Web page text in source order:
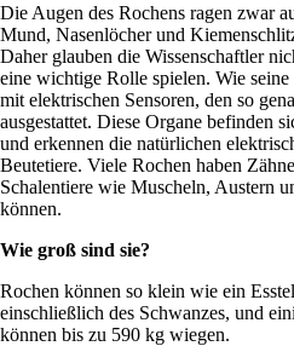
Die Augen des Rochens ragen zwar
Mund, Nasenlöcher und
Daher glauben die Wissenschaftler
eine wichtige Rolle spielen. Wie
mit elektrischen Sensoren, den so
ausgestattet. Diese Organe befinden
und erkennen die natürlichen
Beutetiere. Viele Rochen haben
Schalentiere wie Muscheln, Austern
können.
Wie groß sind sie?
Rochen können so klein wie ein
einschließlich des Schwanzes, und
können bis zu 590 kg wiegen.